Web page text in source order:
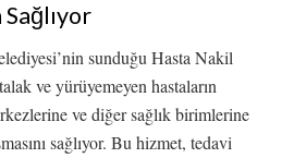
sunduğu Hasta Nakil
ve yürüyemeyen hastaların
ve diğer sağlık birimlerine
sağlıyor. Bu hizmet, tedavi